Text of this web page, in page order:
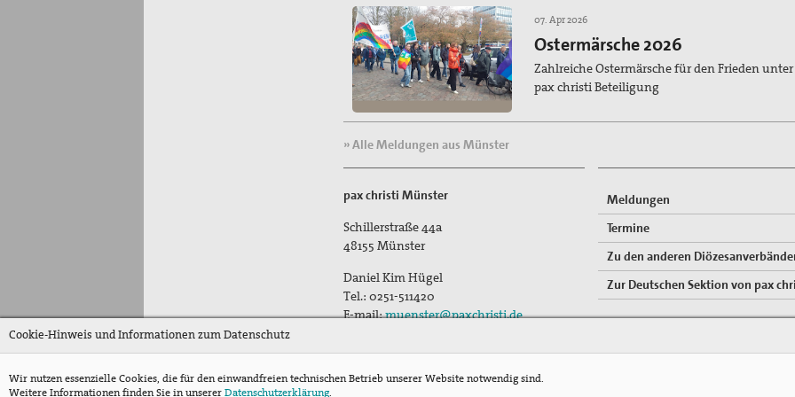
07. Apr 2026
Ostermärsche 2026
Zahlreiche Ostermärsche für den Frieden unter
pax christi Beteiligung
» Alle Meldungen aus Münster
pax christi Münster
Schillerstraße 44a
48155 Münster
Daniel Kim Hügel
Tel.: 0251-511420
E-mail:muenster@paxchristi.de
Meldungen
Termine
Zu den anderen
Zur Deutschen Sektion von pax
Cookie-Hinweis und Informationen zum Datenschutz
Wir nutzen essenzielle Cookies, die für den einwandfreien technischen Betrieb unserer Website notwendig sind.
Weitere Informationen finden Sie in unsererDatenschutzerklärung.